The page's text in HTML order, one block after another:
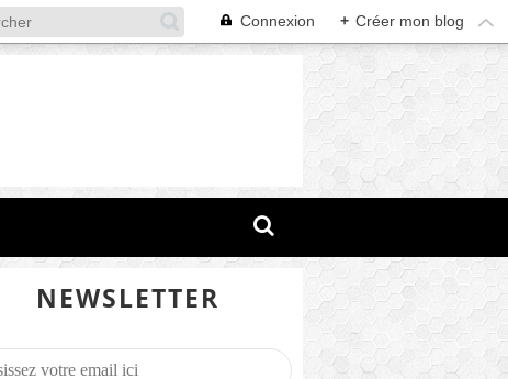
Connexion + Créer mon blog
NEWSLETTER